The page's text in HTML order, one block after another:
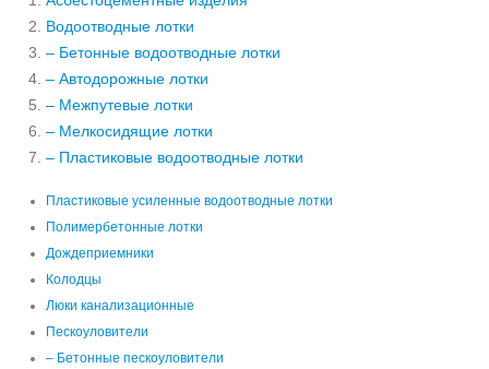
Водоотводные лотки
– Бетонные водоотводные лотки
– Автодорожные лотки
– Межпутевые лотки
– Мелкосидящие лотки
– Пластиковые водоотводные лотки
Пластиковые усиленные водоотводные лотки
Полимербетонные лотки
Дождеприемники
Колодцы
Люки канализационные
Пескоуловители
– Бетонные пескоуловители